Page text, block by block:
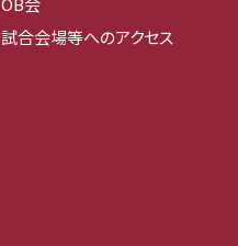
試合会場等へのアクセス